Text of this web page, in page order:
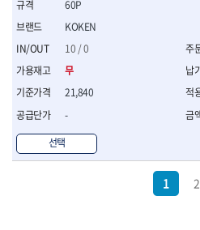
KOKEN
10 / 0
무
21,840
-
선택
60P
1 2